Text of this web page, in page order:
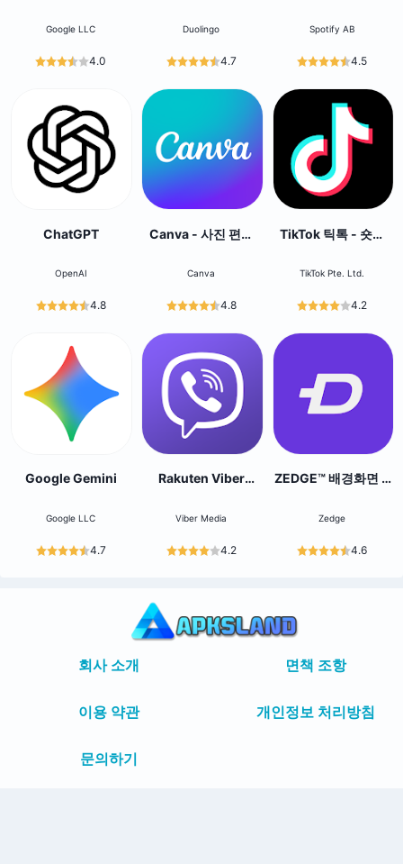
Google LLC
4.0
Duolingo
4.7
Spotify AB
4.5
ChatGPT
OpenAI
4.8
Canva - 사진 편집
Canva
4.8
TikTok 틱톡 - 숏폼
TikTok Pte. Ltd.
4.2
Google Gemini
Google LLC
4.7
Rakuten Viber
Viber Media
4.2
ZEDGE™ 배경화면 &
Zedge
4.6
회사 소개 면책 조항
이용 약관 개인정보 처리방침
문의하기